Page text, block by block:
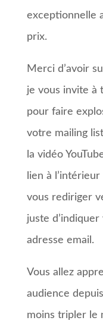
exceptionnelle
prix.
Merci d’avoir
je vous invite à
pour faire
votre mailing
la vidéo
lien à
vous rediriger
juste
adresse email.
Vous allez
audience
moins tripler le